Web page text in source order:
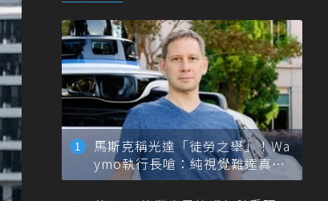
馬斯克稱光達「徒勞之舉」！Wa
ymo執行長嗆：純視覺難達真正
自動駕駛